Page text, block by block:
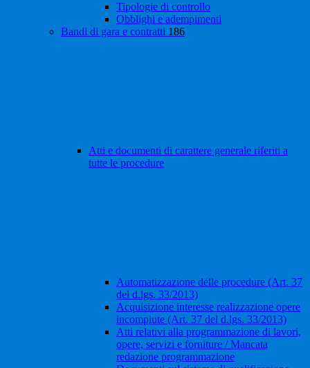
Tipologie di controllo
Obblighi e adempimenti
Bandi di gara e contratti 186
Atti e documenti di carattere generale riferiti a
tutte le procedure
Automatizzazione delle procedure (Art. 37
del d.lgs. 33/2013)
Acquisizione interesse realizzazione opere
incompiute (Art. 37 del d.lgs. 33/2013)
Atti relativi alla programmazione di lavori,
opere, servizi e forniture / Mancata
redazione programmazione